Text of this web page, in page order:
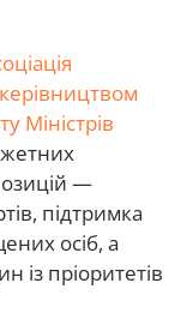
Міністрів
—
підтримка
осіб, а
із пріоритетів